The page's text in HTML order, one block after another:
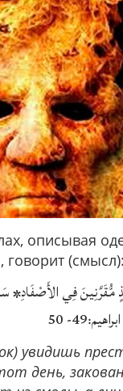
описывая
говорит (смысл):
مُّقَرَّنِينَ فِي الأَصْفَادِ*
50
увидишь
день,